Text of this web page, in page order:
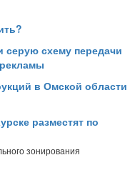
схему передачи
в Омской области
разместят по
зонирования